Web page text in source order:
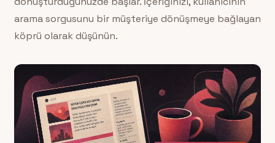
arama sorgusunu bir müşteriye dönüşmeye bağlayan
köprü olarak düşünün.